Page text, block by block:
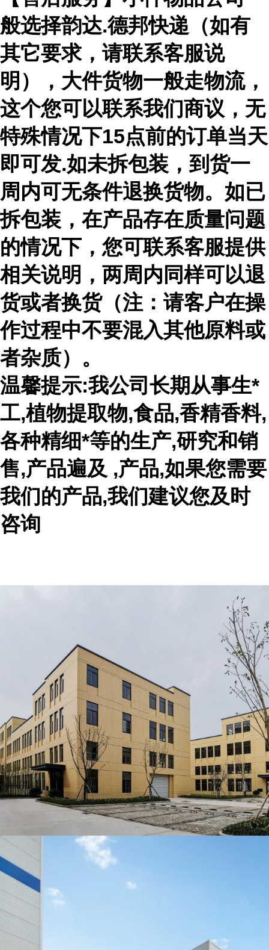
般选择韵达.德邦快递（如有
其它要求，请联系客服说
明），大件货物一般走物流，
这个您可以联系我们商议，无
特殊情况下15点前的订单当天
即可发.如未拆包装，到货一
周内可无条件退换货物。如已
拆包装，在产品存在质量问题
的情况下，您可联系客服提供
相关说明，两周内同样可以退
货或者换货（注：请客户在操
作过程中不要混入其他原料或
者杂质）。
温馨提示:我公司长期从事生*
工,植物提取物,食品,香精香料,
各种精细*等的生产,研究和销
售,产品遍及 ,产品,如果您需要
我们的产品,我们建议您及时
咨询